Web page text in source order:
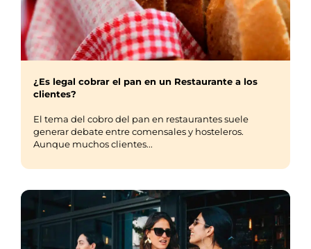
¿Es legal cobrar el pan en un Restaurante a los
clientes?
El tema del cobro del pan en restaurantes suele
generar debate entre comensales y hosteleros.
Aunque muchos clientes...